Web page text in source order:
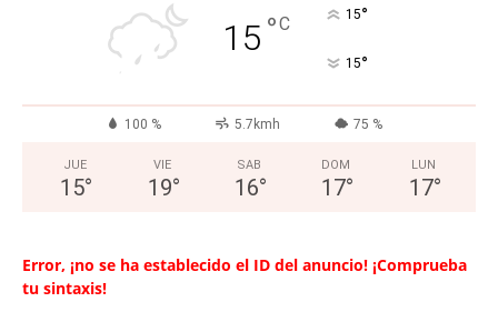
15 °C 15°
15°
100 % 5.7kmh 75 %
JUE
15°
VIE
19°
SAB
16°
DOM
17°
LUN
17°
Error, ¡no se ha establecido el ID del anuncio! ¡Comprueba
tu sintaxis!